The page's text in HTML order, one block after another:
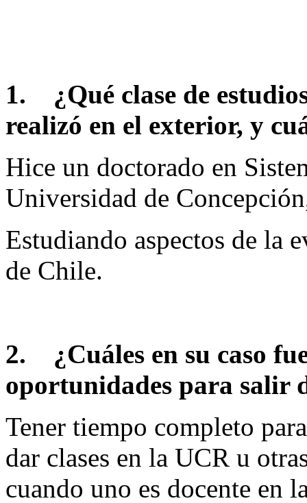
1. ¿Qué clase de
realizó en el exterior, y
Hice un doctorado en
Universidad de
Estudiando aspectos de la
de Chile.
2. ¿Cuáles en su caso
oportunidades para salir
Tener tiempo completo
dar clases en la UCR u
cuando uno es docente en